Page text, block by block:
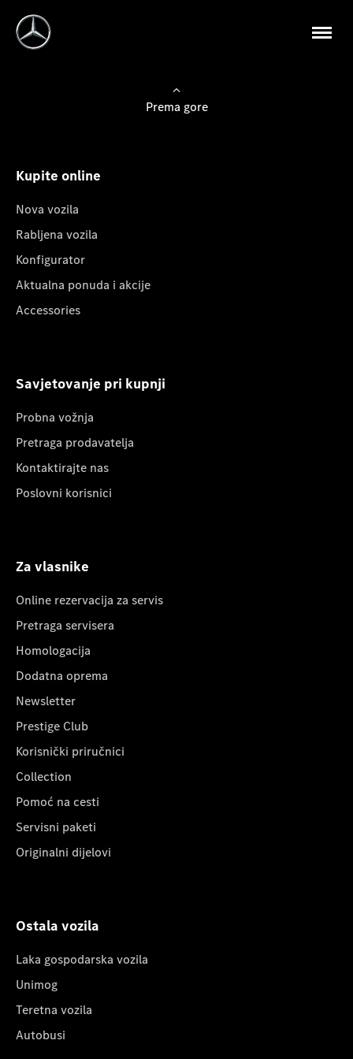
Prema gore
Kupite online
Nova vozila
Rabljena vozila
Konfigurator
Aktualna ponuda i akcije
Accessories
Savjetovanje pri kupnji
Probna vožnja
Pretraga prodavatelja
Kontaktirajte nas
Poslovni korisnici
Za vlasnike
Online rezervacija za servis
Pretraga servisera
Homologacija
Dodatna oprema
Newsletter
Prestige Club
Korisnički priručnici
Collection
Pomoć na cesti
Servisni paketi
Originalni dijelovi
Ostala vozila
Laka gospodarska vozila
Unimog
Teretna vozila
Autobusi